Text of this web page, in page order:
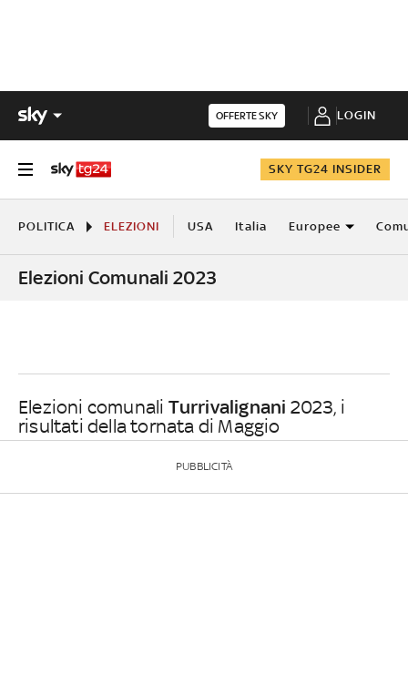
OFFERTE SKY LOGIN
SKY TG24 INSIDER
POLITICA ELEZIONI USA Italia Europee
Elezioni Comunali 2023
Elezioni comunali Turrivalignani 2023, i
risultati della tornata di Maggio
PUBBLICITÀ